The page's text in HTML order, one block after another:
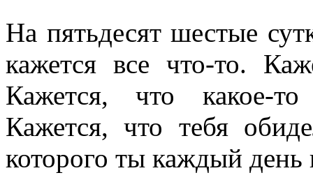
На пятьдесят шестые
кажется все что-то.
Кажется, что какое-
Кажется, что тебя
которого ты каждый день